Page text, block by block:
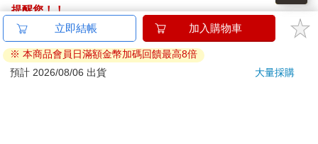
提醒您！！
金石堂及銀行均不會請您操作ATM! 如接獲電話要求您前往
ATM提款機，請不要聽從指示，以免受騙上當！
退換貨須知：
立即結帳 加入購物車
※ 本商品會員日滿額金幣加碼回饋最高8倍
預計 2026/08/06 出貨
大量採購